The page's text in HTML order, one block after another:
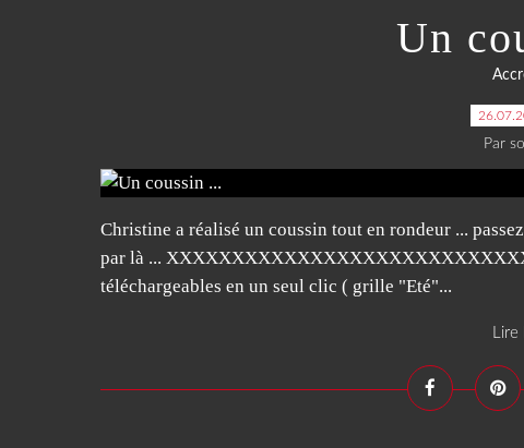
Un
Par
Christine a réalisé un coussin tout en rondeur ...
par là ...
téléchargeables en un seul clic ( grille "Eté"...
Lire